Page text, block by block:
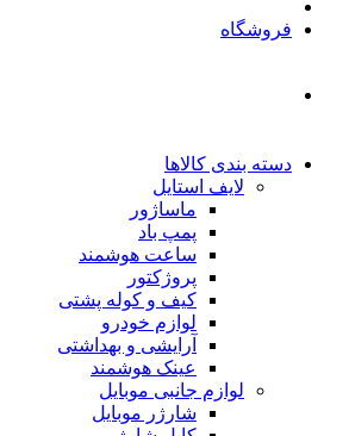
فروشگاه
دسته بندی کالاها
لایف استایل
ماساژور
پمپ باد
ساعت هوشمند
پروژکتور
کیف و کوله پشتی
لوازم خودرو
آرایشی و بهداشتی
عینک هوشمند
لوازم جانبی موبایل
شارژر موبایل